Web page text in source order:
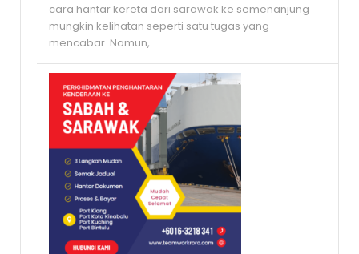
cara hantar kereta dari sarawak ke semenanjung
mungkin kelihatan seperti satu tugas yang
mencabar. Namun,...